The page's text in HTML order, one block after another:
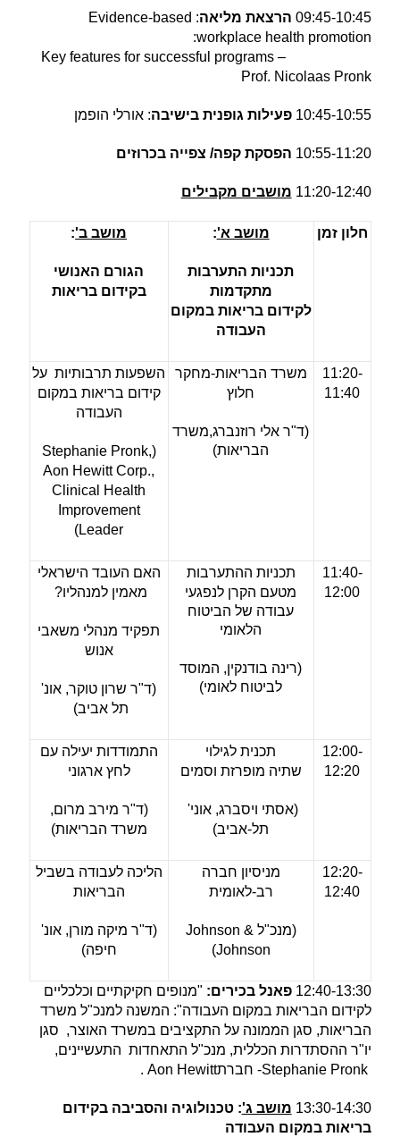
09:45-10:45 הרצאת מליאה
: Evidence-based
workplace health promotion:
Key features for successful programs –
Prof. Nicolaas Pronk
10:45-10:55 פעילות גופנית בישיבה: אורלי הופמן
10:55-11:20 הפסקת קפה/ צפייה בכרוזים
11:20-12:40 מושבים מקבילים
חלון זמן מושב א':
תכניות התערבות
מתקדמות
לקידום בריאות במקום
העבודה
מושב ב':
הגורם האנושי
בקידום בריאות
11:20-
11:40
משרד הבריאות-מחקר
חלוץ
(ד"ר אלי רוזנברג,משרד
הבריאות)
השפעות תרבותיות על
קידום בריאות במקום
העבודה
(Stephanie Pronk,
Aon Hewitt Corp.,
Clinical Health
Improvement
Leader)
11:40-
12:00
תכניות ההתערבות
מטעם הקרן לנפגעי
עבודה של הביטוח
הלאומי
(רינה בודנקין, המוסד
לביטוח לאומי)
האם העובד הישראלי
מאמין למנהליו?
תפקיד מנהלי משאבי
אנוש
(ד"ר שרון טוקר, אונ'
תל אביב)
12:00-
12:20
תכנית לגילוי
שתיה מופרזת וסמים
(אסתי ויסברג, אוני'
תל-אביב)
התמודדות יעילה עם
לחץ ארגוני
(ד"ר מירב מרום,
משרד הבריאות)
12:20-
12:40
מניסיון חברה
רב-לאומית
(מנכ"ל Johnson &
Johnson)
הליכה לעבודה בשביל
הבריאות
(ד"ר מיקה מורן, אונ'
חיפה)
12:40-13:30 פאנל בכירים: "מנופים חקיקתיים וכלכליים
לקידום הבריאות במקום העבודה": המשנה למנכ"ל משרד
הבריאות, סגן הממונה על התקציבים במשרד האוצר, סגן
יו"ר ההסתדרות הכללית, מנכ"ל התאחדות התעשיינים,
Stephanie Pronk- חברתAon Hewitt .
13:30-14:30 מושב ג': טכנולוגיה והסביבה בקידום
בריאות במקום העבודה